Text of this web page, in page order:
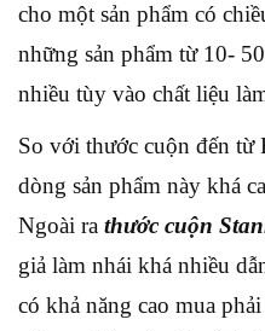
cho một sản phẩm có
những sản phẩm từ 10-
nhiều tùy vào chất liệu
So với thước cuộn đến
dòng sản phẩm này khá
Ngoài ra thước cuộn
giả làm nhái khá nhiều
có khả năng cao mua